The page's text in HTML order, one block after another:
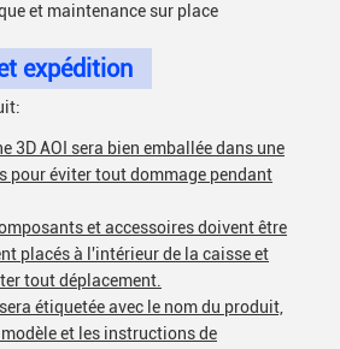
et maintenance sur place
expédition
3D AOI sera bien emballée dans une
pour éviter tout dommage pendant
et accessoires doivent être
placés à l'intérieur de la caisse et
tout déplacement.
sera étiquetée avec le nom du produit,
modèle et les instructions de